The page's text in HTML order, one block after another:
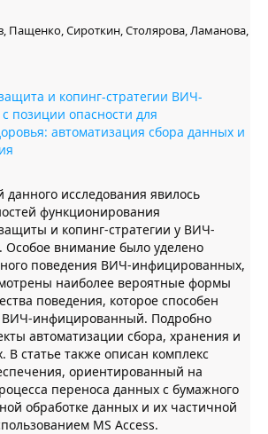
Пащенко, Сироткин, Столярова, Ламанова,
и копинг-стратегии ВИЧ-
позиции опасности для
автоматизация сбора данных и
исследования явилось
функционирования
и копинг-стратегии у ВИЧ-
внимание было уделено
поведения ВИЧ-инфицированных,
наиболее вероятные формы
поведения, которое способен
ВИЧ-инфицированный. Подробно
автоматизации сбора, хранения и
В статье также описан комплекс
ориентированный на
переноса данных с бумажного
обработке данных и их частичной
MS Access.